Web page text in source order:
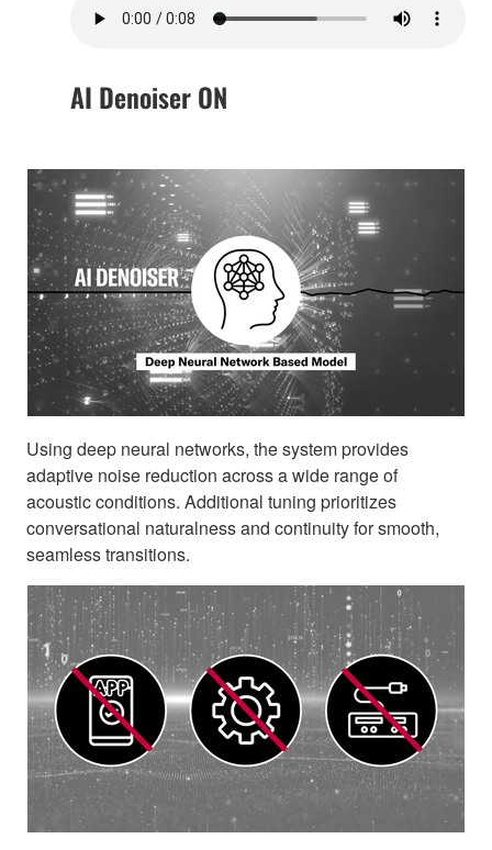
AI Denoiser ON
Using deep neural networks, the system provides
adaptive noise reduction across a wide range of
acoustic conditions. Additional tuning prioritizes
conversational naturalness and continuity for smooth,
seamless transitions.